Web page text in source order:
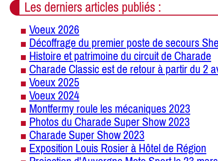
Les derniers articles publiés :
Voeux 2026
Décoffrage du premier poste de secours
Histoire et patrimoine du circuit de Charade
Charade Classic est de retour à partir du 2
Voeux 2025
Voeux 2024
Montfermy roule les mécaniques 2023
Photos du Charade Super Show 2023
Charade Super Show 2023
Exposition Louis Rosier à Hôtel de Région